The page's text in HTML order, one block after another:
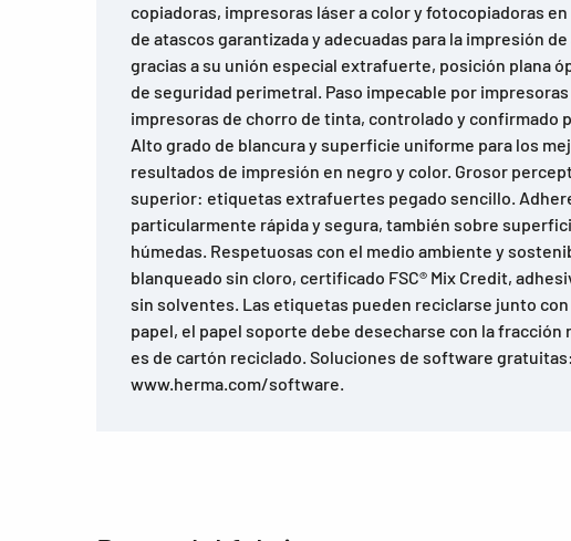
copiadoras, impresoras láser a color y fotocopiadoras
de atascos garantizada y adecuadas para la impresión
gracias a su unión especial extrafuerte, posición plana
de seguridad perimetral. Paso impecable por impresoras
impresoras de chorro de tinta, controlado y confirmado
Alto grado de blancura y superficie uniforme para los
resultados de impresión en negro y color. Grosor
superior: etiquetas extrafuertes pegado sencillo.
particularmente rápida y segura, también sobre
húmedas. Respetuosas con el medio ambiente y
blanqueado sin cloro, certificado FSC® Mix Credit,
sin solventes. Las etiquetas pueden reciclarse junto
papel, el papel soporte debe desecharse con la fracción
es de cartón reciclado. Soluciones de software gratuitas:
www.herma.com/software.